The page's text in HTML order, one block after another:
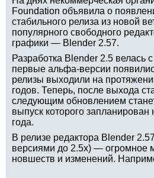
Foundation объявила о
стабильного релиза из новой
популярного свободного
графики — Blender 2.57.
Разработка Blender 2.5 велась
первые альфа-версии
релизы выходили на
годов. Теперь, после выхода
следующим обновлением
выпуск которого запланирован
года.
В релизе редактора Blender
версиями до 2.5x) — огромное
новшеств и изменений.